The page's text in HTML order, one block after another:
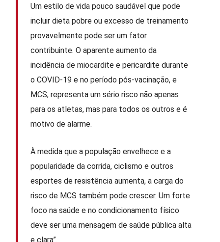
Um estilo de vida pouco saudável que pode
incluir dieta pobre ou excesso de treinamento
provavelmente pode ser um fator
contribuinte. O aparente aumento da
incidência de miocardite e pericardite durante
o COVID-19 e no período pós-vacinação, e
MCS, representa um sério risco não apenas
para os atletas, mas para todos os outros e é
motivo de alarme.
À medida que a população envelhece e a
popularidade da corrida, ciclismo e outros
esportes de resistência aumenta, a carga do
risco de MCS também pode crescer. Um forte
foco na saúde e no condicionamento físico
deve ser uma mensagem de saúde pública alta
e clara”.